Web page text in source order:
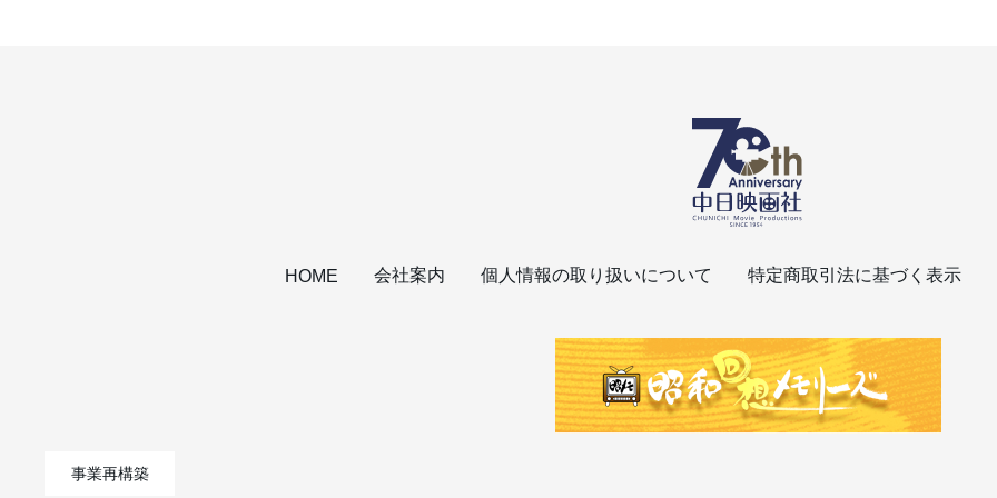
HOME 会社案内 個人情報の取り扱いについて 特定商取引法に基づく表示
事業再構築